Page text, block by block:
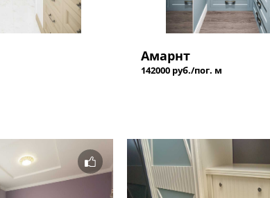
Амарнт
142000 руб./пог. м